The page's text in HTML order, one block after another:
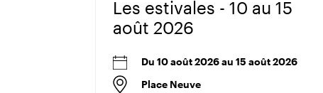
Les estivales - 10 au 15
août 2026
Du 10 août 2026 au 15 août 2026
Place Neuve